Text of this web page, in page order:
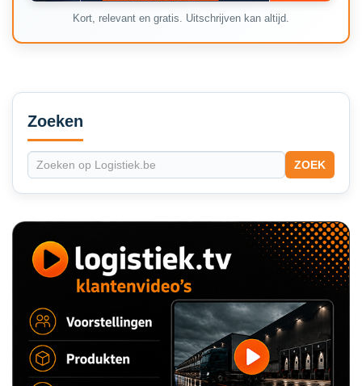
Kort, relevant en gratis. Uitschrijven kan altijd.
Secondary
Sidebar
Zoeken
ZOEK